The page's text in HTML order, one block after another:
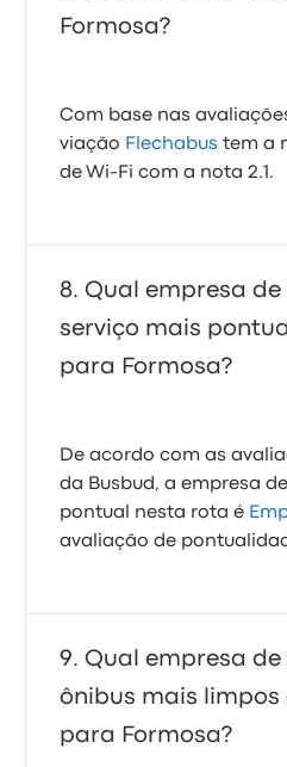
Formosa?
Com base nas
viação Flechabus tem a
de Wi-Fi com a nota 2.1.
Qual empresa
serviço mais
para Formosa?
De acordo com as
da Busbud, a empresa
pontual nesta rota é
avaliação de
Qual empresa
ônibus mais limpos
para Formosa?